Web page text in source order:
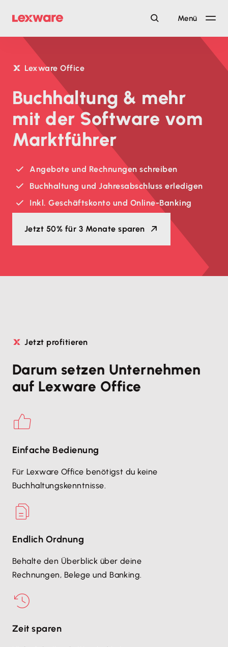
Menü
Lexware Office
Buchhaltung & mehr
mit der Software vom
Marktführer
Angebote und Rechnungen schreiben
Buchhaltung und Jahresabschluss erledigen
Inkl. Geschäftskonto und Online-Banking
Jetzt 50% für 3 Monate sparen
Jetzt profitieren
Darum setzen Unternehmen
auf Lexware Office
Einfache Bedienung
Für Lexware Office benötigst du keine
Buchhaltungskenntnisse.
Endlich Ordnung
Behalte den Überblick über deine
Rechnungen, Belege und Banking.
Zeit sparen